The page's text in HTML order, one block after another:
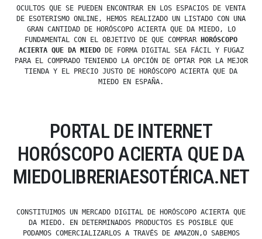
OCULTOS QUE SE PUEDEN ENCONTRAR EN LOS ESPACIOS DE VENTA
DE ESOTERISMO ONLINE, HEMOS REALIZADO UN LISTADO CON UNA
GRAN CANTIDAD DE HORÓSCOPO ACIERTA QUE DA MIEDO, LO
FUNDAMENTAL CON EL OBJETIVO DE QUE COMPRAR
HORÓSCOPO
ACIERTA QUE DA MIEDODE FORMA DIGITAL SEA FÁCIL Y FUGAZ
PARA EL COMPRADO TENIENDO LA OPCIÓN DE OPTAR POR LA MEJOR
TIENDA Y EL PRECIO JUSTO DE HORÓSCOPO ACIERTA QUE DA
MIEDO EN ESPAÑA.
PORTAL DE INTERNET
HORÓSCOPO ACIERTA QUE DA
MIEDOLIBRERIAESOTÉRICA.NET
CONSTITUIMOS UN MERCADO DIGITAL DE HORÓSCOPO ACIERTA QUE
DA MIEDO. EN DETERMINADOS PRODUCTOS ES POSIBLE QUE
PODAMOS COMERCIALIZARLOS A TRAVÉS DE AMAZON,O SABEMOS